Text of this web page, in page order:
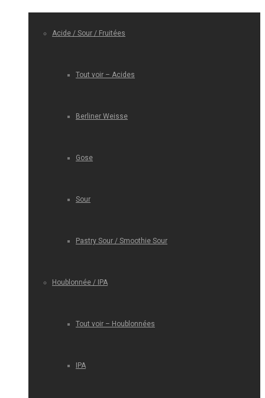
Acide / Sour / Fruitées
Tout voir – Acides
Berliner Weisse
Gose
Sour
Pastry Sour / Smoothie Sour
Houblonnée / IPA
Tout voir – Houblonnées
IPA